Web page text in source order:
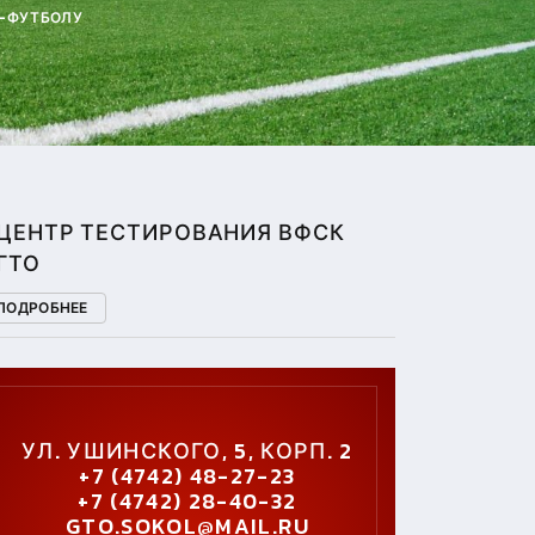
ФУТБОЛУ
ТЕСТИРОВАНИЯ ВФСК
УЛ. УШИНСКОГО, 5, КОРП. 2
+7 (4742) 48-27-23
+7 (4742) 28-40-32
GTO.SOKOL@MAIL.RU